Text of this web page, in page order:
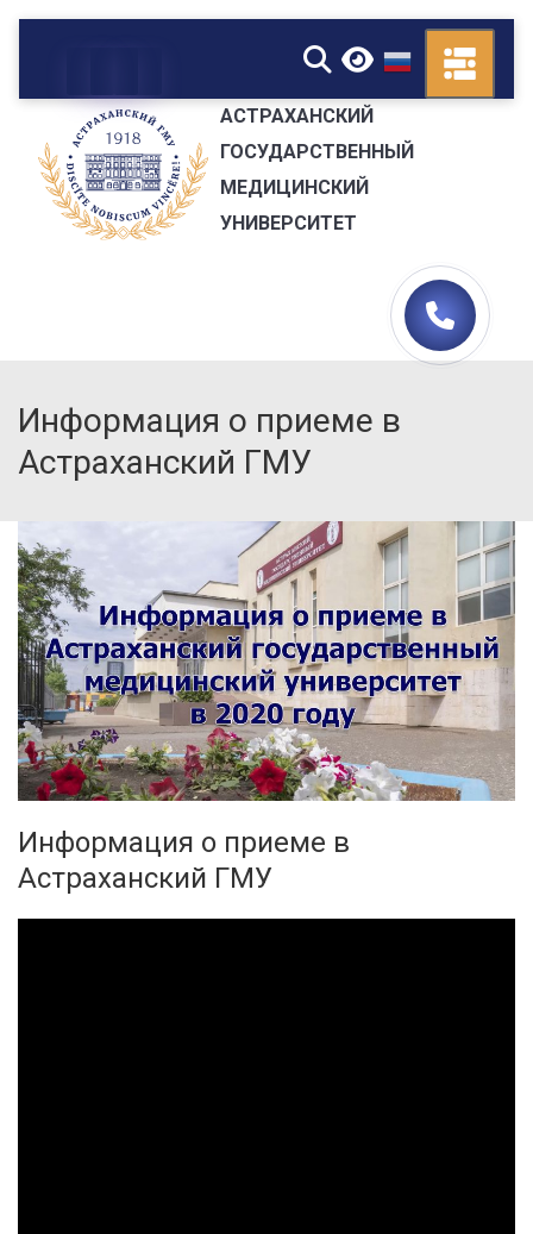
▼
АСТРАХАНСКИЙ
ГОСУДАРСТВЕННЫЙ
МЕДИЦИНСКИЙ
УНИВЕРСИТЕТ
Информация о приеме в
Астраханский ГМУ
Информация о приеме в
Астраханский ГМУ